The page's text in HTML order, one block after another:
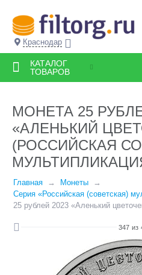
Краснодар
КАТАЛОГ
ТОВАРОВ
МОНЕТА 25
«АЛЕНЬКИЙ
(РОССИЙСКАЯ
Главная
Монеты
Серия «Российская (советская)
25 рублей 2023 «Аленький
347 из